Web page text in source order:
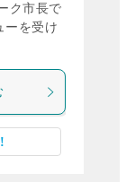
ク市長で
ーを受け